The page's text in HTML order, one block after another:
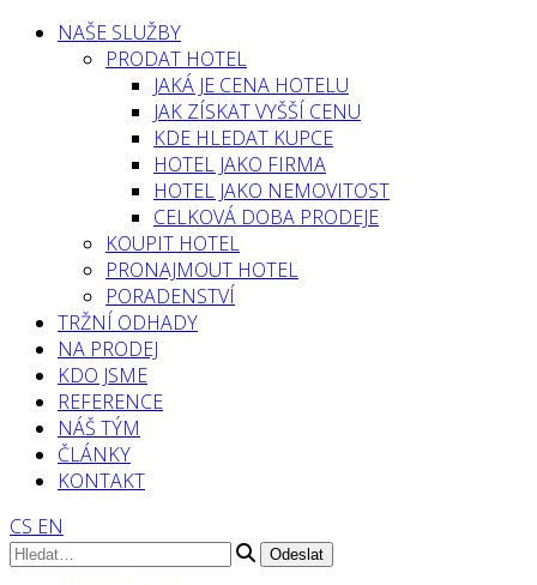
NAŠE SLUŽBY
PRODAT HOTEL
JAKÁ JE CENA HOTELU
JAK ZÍSKAT VYŠŠÍ CENU
KDE HLEDAT KUPCE
HOTEL JAKO FIRMA
HOTEL JAKO NEMOVITOST
CELKOVÁ DOBA PRODEJE
KOUPIT HOTEL
PRONAJMOUT HOTEL
PORADENSTVÍ
TRŽNÍ ODHADY
NA PRODEJ
KDO JSME
REFERENCE
NÁŠ TÝM
ČLÁNKY
KONTAKT
CS EN